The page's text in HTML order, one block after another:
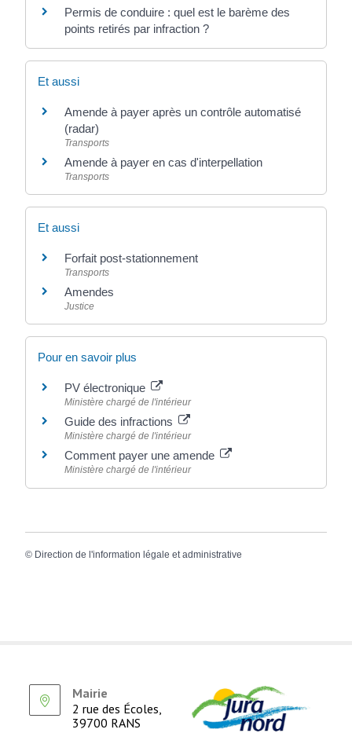
Permis de conduire : quel est le barème des
points retirés par infraction ?
Et aussi
Amende à payer après un contrôle automatisé
(radar)
Transports
Amende à payer en cas d'interpellation
Transports
Et aussi
Forfait post-stationnement
Transports
Amendes
Justice
Pour en savoir plus
PV électronique
Ministère chargé de l'intérieur
Guide des infractions
Ministère chargé de l'intérieur
Comment payer une amende
Ministère chargé de l'intérieur
© Direction de l'information légale et administrative
Mairie
2 rue des Écoles,
39700 RANS